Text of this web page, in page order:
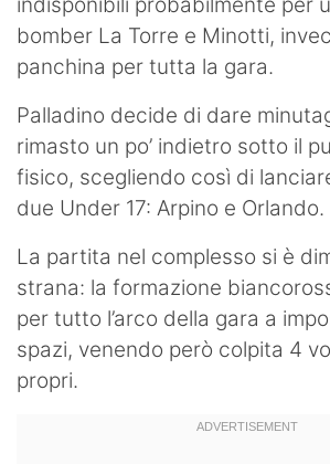
bomber La Torre e Minotti,
panchina per tutta la gara.
Palladino decide di dare
rimasto un po’ indietro sotto il
fisico, scegliendo così di
due Under 17: Arpino e Orlando.
La partita nel complesso si è
strana: la formazione
per tutto l’arco della gara a
spazi, venendo però colpita 4
propri.